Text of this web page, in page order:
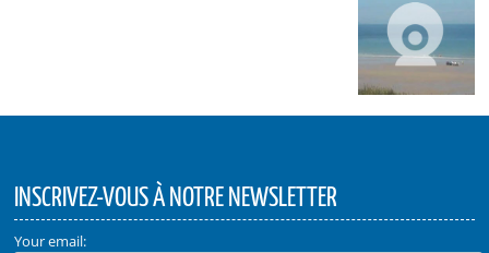
INSCRIVEZ-VOUS À NOTRE NEWSLETTER
Your email: